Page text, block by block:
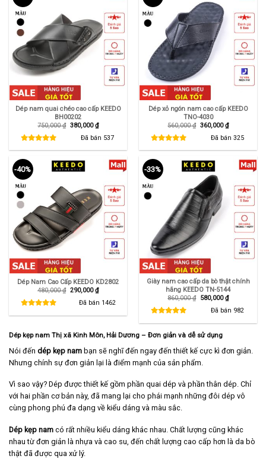
Dép nam quai chéo cao cấp KEEDO
BH00202
750,000₫ Giá
750,000 ₫.
380,000₫Giá
hiện
tại
là:
380,000 ₫.
Đã bán 537
Dép xỏ ngón nam cao cấp KEEDO
TNO-4030
560,000₫ Giá
560,000 ₫.
360,000₫Giá
hiện
tại
là:
360,000 ₫.
Đã bán 325
-40%
Dép Nam Cao Cấp KEEDO KD2802
480,000₫ Giá
290,000₫Giá
hiện
tại
Đã bán 1462
-33%
Giày nam cao cấp da bò thật chính
hãng KEEDO TN-5144
860,000₫ Giá
580,000₫Giá
hiện
tại
Đã bán 982
Dép kẹp nam Thị xã Kinh Môn, Hải Dương – Đơn giản và dễ sử dụng
Nói đến dép kẹp nam bạn sẽ nghĩ đến ngay đến thiết kế cực kì đơn giản.
Nhưng chính sự đơn giản lại là điểm mạnh của sản phẩm.
Vì sao vậy? Dép được thiết kế gồm phần quai dép và phần thân dép. Chỉ
với hai phần cơ bản này, đã mang lại cho phái mạnh những đôi dép vô
cùng phong phú đa dạng về kiểu dáng và màu sắc.
Dép kẹp nam có rất nhiều kiểu dáng khác nhau. Chất lượng cũng khác
nhau từ đơn giản là nhựa và cao su, đến chất lượng cao cấp hơn là da bò
thật đã được qua xử lý.